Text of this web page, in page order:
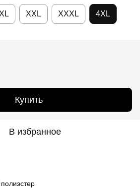
XL XXL XXXL 4XL
Купить
В избранное